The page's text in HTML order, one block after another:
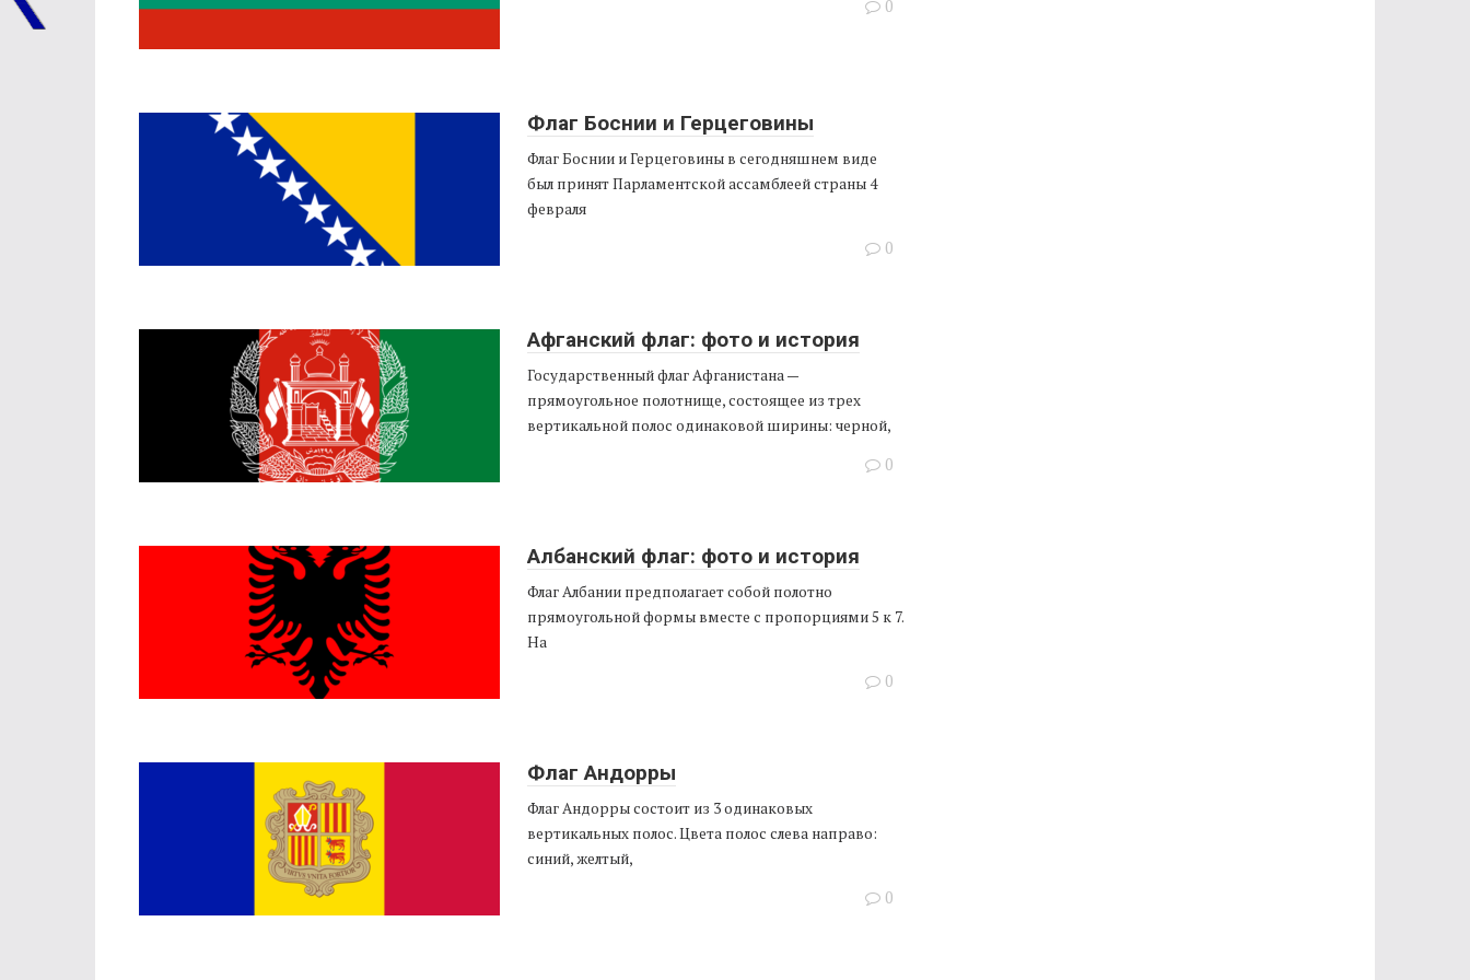
0
Флаг Боснии и Герцеговины
Флаг Боснии и Герцеговины в сегодняшнем виде
был принят Парламентской ассамблеей страны 4
февраля
0
Афганский флаг: фото и история
Государственный флаг Афганистана —
прямоугольное полотнище, состоящее из трех
вертикальной полос одинаковой ширины: черной,
0
Албанский флаг: фото и история
Флаг Албании предполагает собой полотно
прямоугольной формы вместе с пропорциями 5 к 7.
На
0
Флаг Андорры
Флаг Андорры состоит из 3 одинаковых
вертикальных полос. Цвета полос слева направо:
синий, желтый,
0